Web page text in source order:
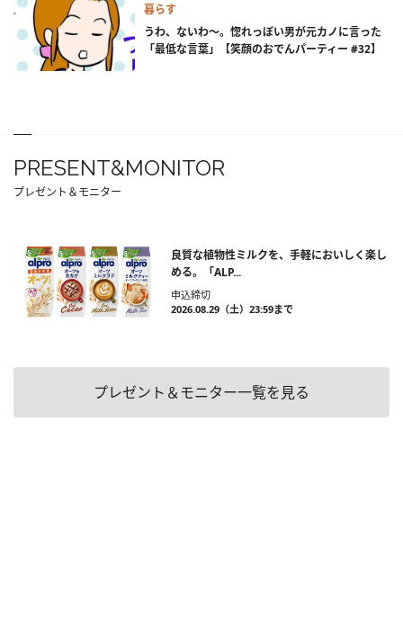
暮らす
うわ、ないわ～。惚れっぽい男が元カノに言った
「最低な言葉」【笑顔のおでんパーティー #32】
PRESENT&MONITOR
プレゼント＆モニター
良質な植物性ミルクを、手軽においしく楽し
める。「ALP...
申込締切
2026.08.29（土）23:59まで
プレゼント＆モニター一覧を見る